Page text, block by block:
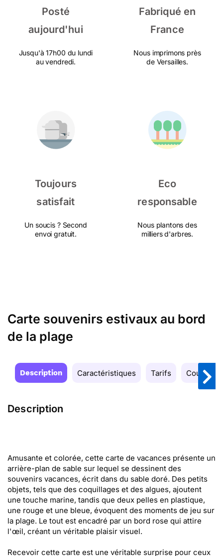
Posté
aujourd'hui
Jusqu'à 17h00 du lundi
au vendredi.
Fabriqué en
France
Nous imprimons près
de Versailles.
Toujours
satisfait
Un soucis ? Second
envoi gratuit.
Eco
responsable
Nous plantons des
milliers d'arbres.
Carte souvenirs estivaux au bord
de la plage
Description Caractéristiques Tarifs Couleurs
Description
Amusante et colorée, cette carte de vacances présente un
arrière-plan de sable sur lequel se dessinent des
souvenirs vacances, écrit dans du sable doré. Des petits
objets, tels que des coquillages et des algues, ajoutent
une touche marine, tandis que deux pelles en plastique,
une rouge et une bleue, évoquent des moments de jeu sur
la plage. Le tout est encadré par un bord rose qui attire
l'œil, créant un véritable plaisir visuel.
Recevoir cette carte est une véritable surprise pour ceux